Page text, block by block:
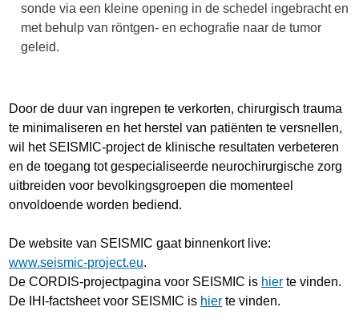
sonde via een kleine opening in de schedel ingebracht en
met behulp van röntgen- en echografie naar de tumor
geleid.
Door de duur van ingrepen te verkorten, chirurgisch trauma
te minimaliseren en het herstel van patiënten te versnellen,
wil het SEISMIC-project de klinische resultaten verbeteren
en de toegang tot gespecialiseerde neurochirurgische zorg
uitbreiden voor bevolkingsgroepen die momenteel
onvoldoende worden bediend.
De website van SEISMIC gaat binnenkort live:
www.seismic-project.eu.
De CORDIS-projectpagina voor SEISMIC is hier te vinden.
De IHI-factsheet voor SEISMIC is hier te vinden.